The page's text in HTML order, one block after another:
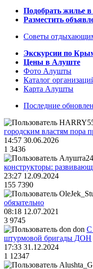
Подобрать жилье
Разместить
Советы
Экскурсии по
Цены в Алуште
Фото Алушты
Каталог
Карта Алушты
Последние
городским властям пора
14:57 30.06.2026
1 3436
конструкторы:
23:27 12.09.2024
155 7390
обязательно
08:18 12.07.2021
3 9745
don С
штурмовой бригады ДОН
17:33 31.12.2024
1 12347